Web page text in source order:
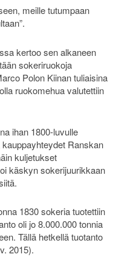
meille tutumpaan
kertoo sen alkaneen
sokeriruokoja
Polon Kiinan tuliaisina
ruokomehua valutettiin
ihan 1800-luvulle
Ranskan
kuljetukset
käskyn sokerijuurikkaan
1830 sokeria tuotettiin
oli jo 8.000.000 tonnia
Tällä hetkellä tuotanto
2015).